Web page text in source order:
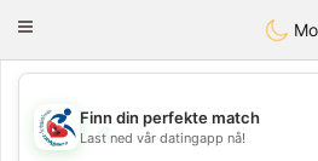
Handi
Toggle
💖
Finn din perfekte match
Last ned vår datingapp nå!